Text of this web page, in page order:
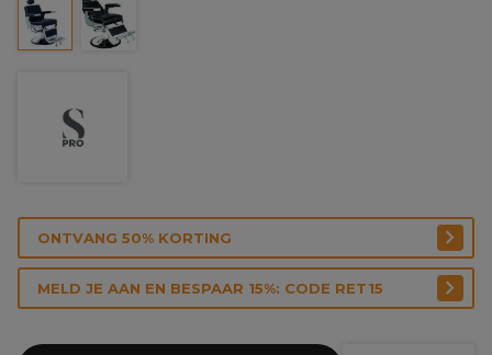
ONTVANG 50% KORTING
MELD JE AAN EN BESPAAR 15%: CODE RET15